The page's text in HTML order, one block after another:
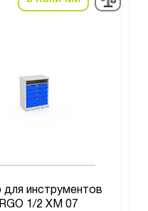
инструментов
1/2 XM 07